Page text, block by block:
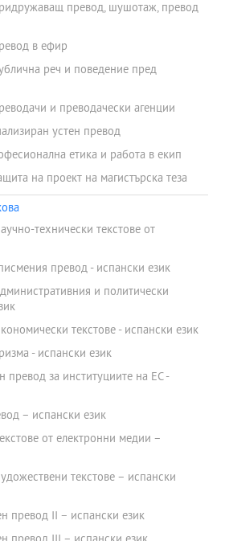
превод, шушотаж, превод
в ефир
реч и поведение пред
и преводачески агенции
устен превод
етика и работа в екип
на проект на магистърска теза
технически текстове от
превод - испански език
и политически
текстове - испански език
- испански език
превод за институциите на ЕС -
– испански език
от електронни медии –
текстове – испански
превод II – испански език